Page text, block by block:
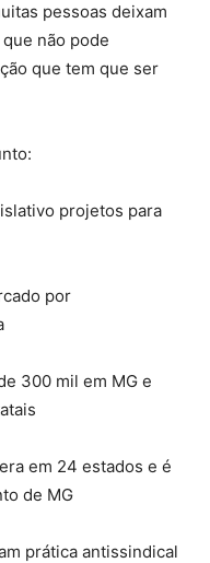
pessoas deixam
não pode
que tem que ser
projetos para
por
300 mil em MG e
em 24 estados e é
de MG
prática antissindical